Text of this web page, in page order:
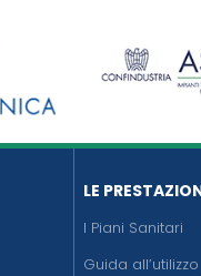
LE
I Piani Sanitari
Guida all’utilizzo